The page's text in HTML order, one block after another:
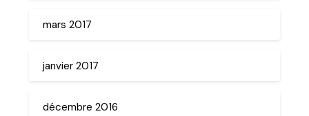
mars 2017
janvier 2017
décembre 2016